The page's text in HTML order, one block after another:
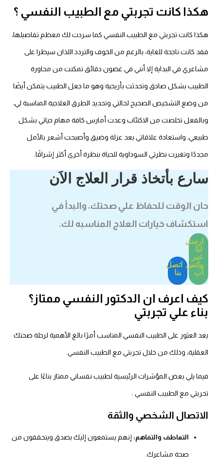
هكذا كانت تجربتي مع الطبيب النفسي ؟
هكذا كانت تجربتي مع الطبيب النفسي كما سردت لك معظم تفاصيلها،
فقد كانت ناجحة للغاية، بالرغم من الخوف والتردد اللذان سيطرا على
مشاعري في البداية إلا أنني في غضون دقائق تمكنت من محاورة
الطبيب بشكل صادق وتحدثت بأريحية وهو ما جعل الطبيب يتمكن أيضًا
من وضع التشخيص الصحيح لحالتي وتحديد الطرق العلاجية المناسبة لي،
وبالفعل تخلصت من الاكتئاب وعدت أمارس كافة مهام حياتي بشكل
طبيعي، واستعادة علاقاتي بعد عزلة وضيق وأصبحت أشعر بالأمل
مجددًا وتغيرت نظرتي السوداوية للحياة بنظرة أخرى أكثر إشراقًا.
سارع بأتخاذ قرار العلاج الاَن
حان الوقت للحفاظ علي صحتك، والبدأ في
استكشاف خيارات العلاج المناسبه لك.
ارسل
لنا
عبر
واتس
اَب
اتصل
بنا
كيف اعرف ان الدكتور النفسي ممتاز؟
بناء علي تجربتي
يعد العثور على الطبيب النفسي المناسب أمرًا بالغ الأهمية لرحلة صحتك
العقلية، وذلك من خلال تجربتي مع الطبيب النفسي.
فيما يلي بعض المؤشرات الرئيسية لطبيب نفساني ممتاز بناءًا على
تحربتي مع الطبيب النفسي :
الاتصال الشخصي والثقة
التعاطف والتفاهم: إنهم يستمعون إليك بصدق ويتحققون من
صحة مشاعرك.